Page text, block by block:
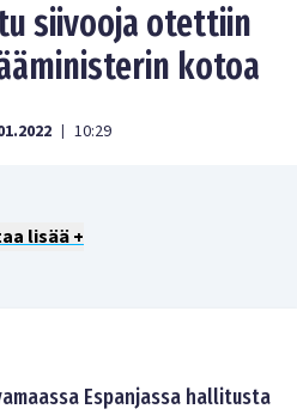
siivooja otettiin
kotoa
| 10:29
lisää +
Espanjassa hallitusta